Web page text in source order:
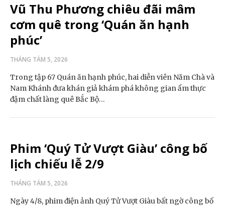
Vũ Thu Phương chiêu đãi mâm
cơm quê trong ‘Quán ăn hạnh
phúc’
THÁNG TÁM 5, 2026
Trong tập 67 Quán ăn hạnh phúc, hai diễn viên Năm Chà và
Nam Khánh đưa khán giả khám phá không gian ẩm thực
đậm chất làng quê Bắc Bộ…
Phim ‘Quý Tử Vượt Giàu’ công bố
lịch chiếu lễ 2/9
THÁNG TÁM 5, 2026
Ngày 4/8, phim điện ảnh Quý Tử Vượt Giàu bất ngờ công bố